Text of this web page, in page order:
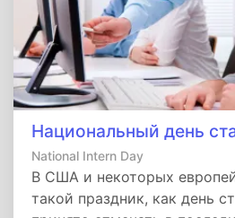
Национальный день
National Intern Day
В США и некоторых
такой праздник, как день